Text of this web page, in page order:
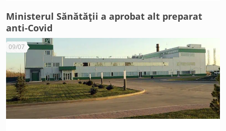
Ministerul Sănătății a aprobat alt preparat
anti-Covid
09/07